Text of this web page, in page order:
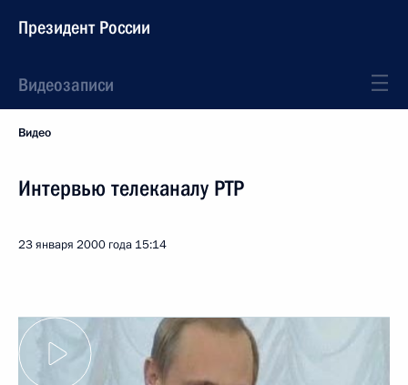
Президент России
Видеозаписи
Видео
Интервью телеканалу РТР
23 января 2000 года 15:14